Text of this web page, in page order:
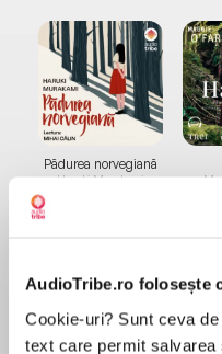
AudioTribe.ro folosește
Cookie-uri? Sunt ceva
text care permit
Pădurea norvegiană
Haruki Murakami